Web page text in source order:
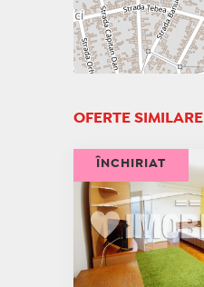
OFERTE SIMILARE
ÎNCHIRIAT